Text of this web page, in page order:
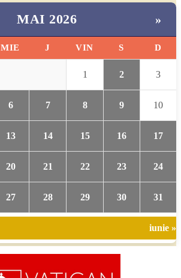
MAI 2026 »
MIE J VIN S D
1 2 3
6 7 8 9 10
13 14 15 16 17
20 21 22 23 24
27 28 29 30 31
iunie »